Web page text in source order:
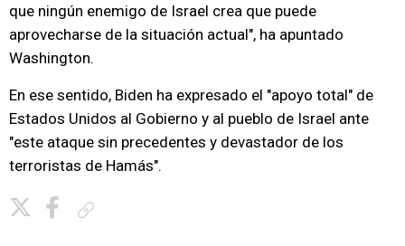
que ningún enemigo de Israel crea que puede
aprovecharse de la situación actual", ha apuntado
Washington.
En ese sentido, Biden ha expresado el "apoyo total" de
Estados Unidos al Gobierno y al pueblo de Israel ante
"este ataque sin precedentes y devastador de los
terroristas de Hamás".